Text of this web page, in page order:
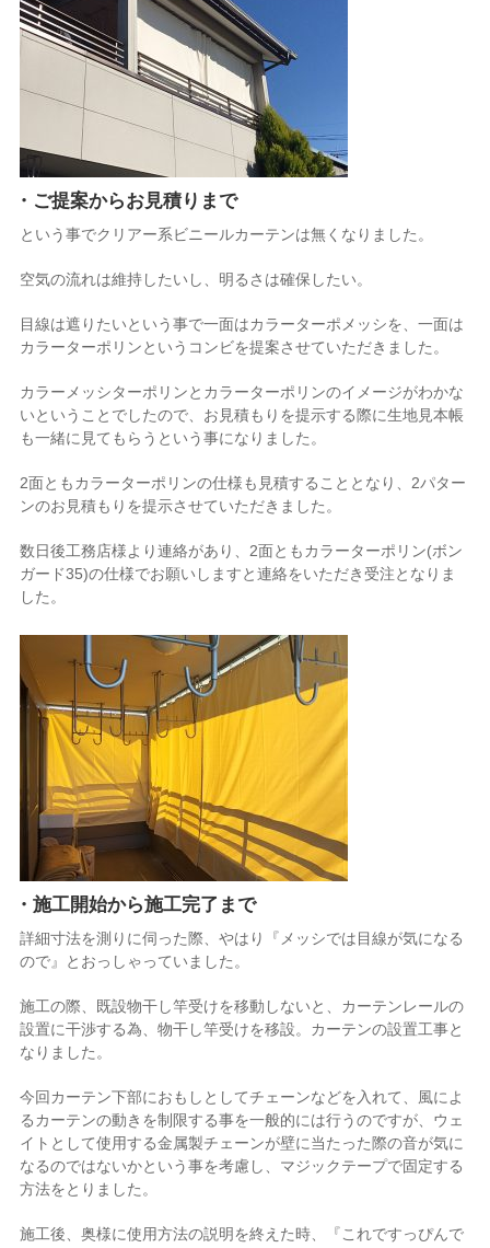
・ご提案からお見積りまで
という事でクリアー系ビニールカーテンは無くなりました。
空気の流れは維持したいし、明るさは確保したい。
目線は遮りたいという事で一面はカラーターポメッシを、一面は
カラーターポリンというコンビを提案させていただきました。
カラーメッシターポリンとカラーターポリンのイメージがわかな
いということでしたので、お見積もりを提示する際に生地見本帳
も一緒に見てもらうという事になりました。
2面ともカラーターポリンの仕様も見積することとなり、2パター
ンのお見積もりを提示させていただきました。
数日後工務店様より連絡があり、2面ともカラーターポリン(ボン
ガード35)の仕様でお願いしますと連絡をいただき受注となりま
した。
・施工開始から施工完了まで
詳細寸法を測りに伺った際、やはり『メッシでは目線が気になる
ので』とおっしゃっていました。
施工の際、既設物干し竿受けを移動しないと、カーテンレールの
設置に干渉する為、物干し竿受けを移設。カーテンの設置工事と
なりました。
今回カーテン下部におもしとしてチェーンなどを入れて、風によ
るカーテンの動きを制限する事を一般的には行うのですが、ウェ
イトとして使用する金属製チェーンが壁に当たった際の音が気に
なるのではないかという事を考慮し、マジックテープで固定する
方法をとりました。
施工後、奥様に使用方法の説明を終えた時、『これですっぴんで